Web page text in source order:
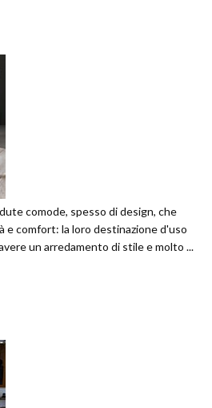
comode, spesso di design, che
e comfort: la loro destinazione d'uso
un arredamento di stile e molto ...